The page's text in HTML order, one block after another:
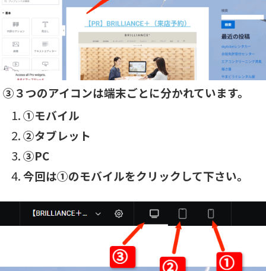
③３つのアイコンは端末ごとに分かれています。
①モバイル
②タブレット
③PC
今回は①のモバイルをクリックして下さい。